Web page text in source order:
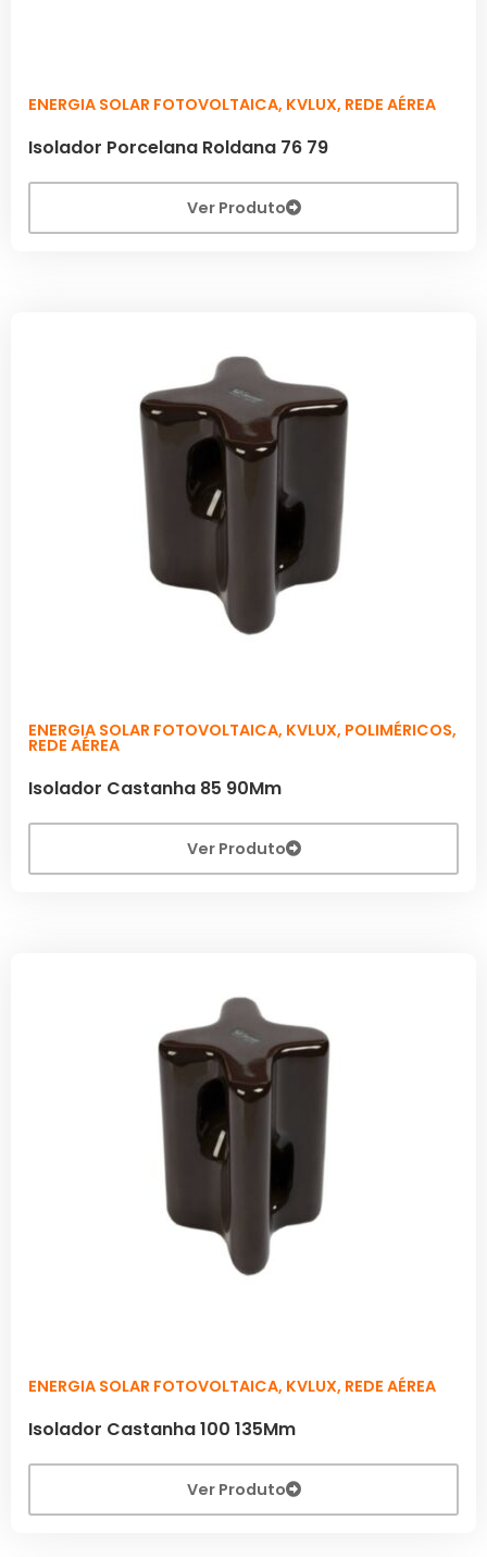
ENERGIA SOLAR FOTOVOLTAICA, KVLUX, REDE AÉREA
Isolador Porcelana Roldana 76 79
Ver Produto
ENERGIA SOLAR FOTOVOLTAICA, KVLUX, POLIMÉRICOS,
REDE AÉREA
Isolador Castanha 85 90Mm
Ver Produto
ENERGIA SOLAR FOTOVOLTAICA, KVLUX, REDE AÉREA
Isolador Castanha 100 135Mm
Ver Produto